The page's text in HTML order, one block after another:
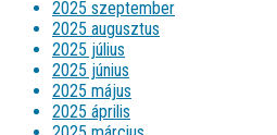
2025 szeptember
2025 augusztus
2025 július
2025 június
2025 május
2025 április